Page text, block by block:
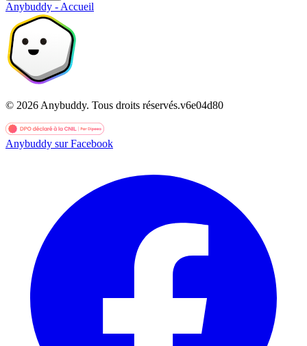
Anybuddy - Accueil
© 2026 Anybuddy. Tous droits réservés.v6e04d80
Anybuddy sur Facebook